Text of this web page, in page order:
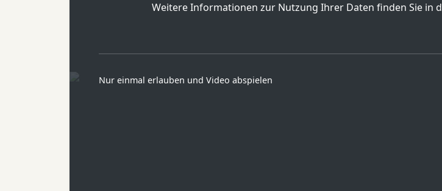
Weitere Informationen zur Nutzung Ihrer Daten finden Sie in
Nur einmal erlauben und Video abspielen